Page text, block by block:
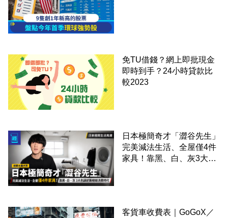
免TU借錢？網上即批現金
即時到手？24小時貸款比
較2023
日本極簡奇才「澀谷先生」
完美減法生活、全屋僅4件
家具！靠黑、白、灰3大色
客貨車收費表｜GoGoX／